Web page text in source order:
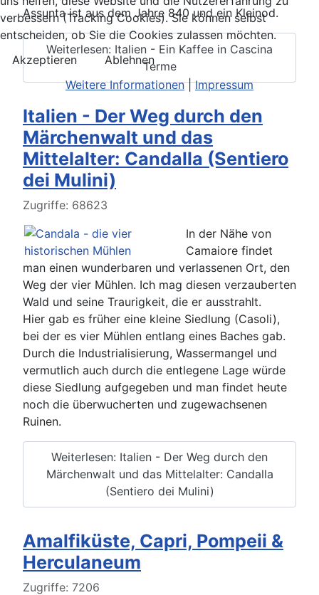
Assunta ist aus dem Jahre 840 und ein Kleinod.
Weiterlesen: Italien - Ein Kaffee in Cascina
Terme
Italien - Der Weg durch den
Märchenwalt und das
Mittelalter: Candalla (Sentiero
dei Mulini)
Details
Zugriffe: 68623
In der Nähe von
Camaiore findet
man einen wunderbaren und verlassenen Ort, den
Weg der vier Mühlen. Ich mag diesen verzauberten
Wald und seine Traurigkeit, die er ausstrahlt.
Hier gab es früher eine kleine Siedlung (Casoli),
bei der es vier Mühlen entlang eines Baches gab.
Durch die Industrialisierung, Wassermangel und
vermutlich auch durch die entlegene Lage würde
diese Siedlung aufgegeben und man findet heute
noch die überwucherten und zugewachsenen
Ruinen.
Weiterlesen: Italien - Der Weg durch den
Märchenwalt und das Mittelalter: Candalla
(Sentiero dei Mulini)
Amalfiküste, Capri, Pompeii &
Herculaneum
Details
Zugriffe: 7206
verbessern (Tracking Cookies). Sie können selbst
entscheiden, ob Sie die Cookies zulassen möchten.
Akzeptieren
Ablehnen
Weitere Informationen|Impressum